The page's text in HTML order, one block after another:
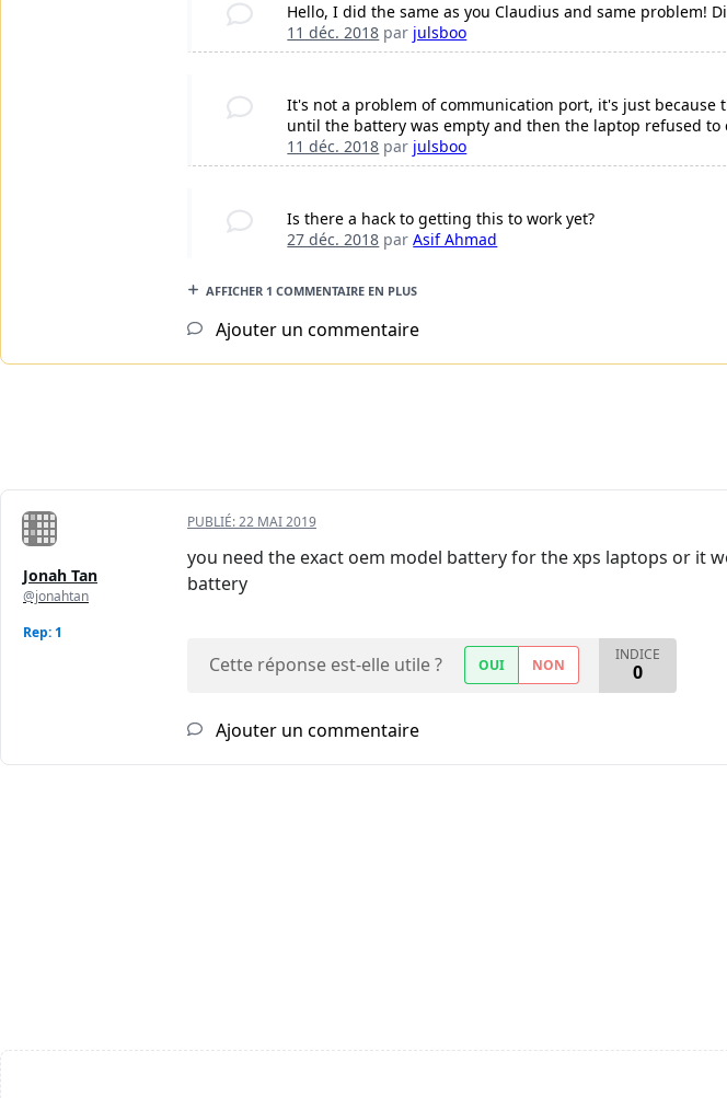
Hello, I did the same as you Claudius and same problem!
11 déc. 2018 par julsboo
It's not a problem of communication port, it's just
until the battery was empty and then the laptop refused to
11 déc. 2018 par julsboo
Is there a hack to getting this to work yet?
27 déc. 2018 parAsif Ahmad
AFFICHER 1 COMMENTAIRE EN PLUS
Ajouter un commentaire
Jonah Tan
@jonahtan
Rep: 1
PUBLIÉ:22 MAI 2019
you need the exact oem model battery for the xps laptops or
battery
Cette réponse est-elle utile ? OUI NON
INDICE
0
Ajouter un commentaire